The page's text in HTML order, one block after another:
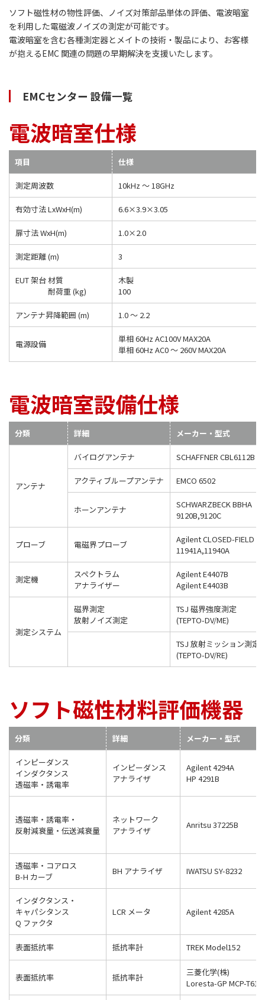
ソフト磁性材の物性評価、ノイズ対策部品単体の評価、電波暗室
を利用した電磁波ノイズの測定が可能です。
電波暗室を含む各種測定器とメイトの技術・製品により、お客様
が抱えるEMC 関連の問題の早期解決を支援いたします。
EMCセンター 設備一覧
電波暗室仕様
項目 仕様
測定周波数 10kHz ～ 18GHz
有効寸法 LxWxH(m) 6.6×3.9×3.05
扉寸法WxH(m) 1.0×2.0
測定距離(m) 3
EUT 架台材質
耐荷重 (kg)
木製
100
アンテナ昇降範囲 (m) 1.0 ～ 2.2
電源設備
単相 60Hz AC100V MAX20A
単相 60Hz AC0 ～ 260V MAX20A
電波暗室設備仕様
分類 詳細 メーカー・型式
アンテナ
バイログアンテナ SCHAFFNER CBL6112B
アクティブループアンテナ EMCO 6502
ホーンアンテナ
SCHWARZBECK BBHA
9120B,9120C
プローブ 電磁界プローブ
Agilent CLOSED-FIELD
11941A,11940A
測定機
スペクトラム
アナライザー
Agilent E4407B
Agilent E4403B
測定システム
磁界測定
放射ノイズ測定
TSJ 磁界強度測定
(TEPTO-DV/ME)
TSJ 放射ミッション測定
(TEPTO-DV/RE)
ソフト磁性材料評価機器
分類 詳細 メーカー・型式
インピーダンス
インダクタンス
透磁率・誘電率
インピーダンス
アナライザ
Agilent 4294A
HP 4291B
透磁率・誘電率・
反射減衰量・伝送減衰量
ネットワーク
アナライザ
Anritsu 37225B
透磁率・コアロス
B-H カーブ
BH アナライザ IWATSU SY-8232
インダクタンス・
キャパシタンス
Q ファクタ
LCR メータ Agilent 4285A
表面抵抗率 抵抗率計 TREK Model152
表面抵抗率 抵抗率計
三菱化学(株)
Loresta-GP MCP-T610